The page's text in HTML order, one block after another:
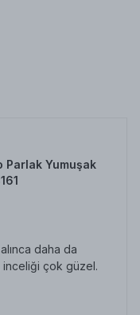
Parlak Yumuşak
daha da
inceliği çok güzel.